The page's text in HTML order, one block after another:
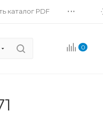
каталог PDF ...
0